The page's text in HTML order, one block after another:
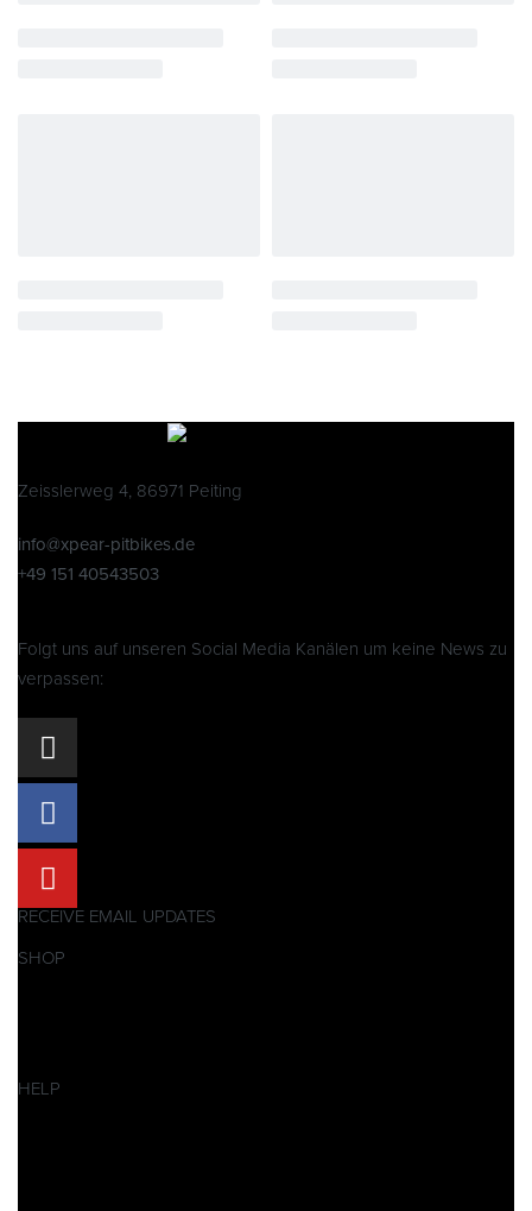
Zeisslerweg 4, 86971 Peiting
info@xpear-pitbikes.de
+49 151 40543503
Folgt uns auf unseren Social Media Kanälen um keine News zu
verpassen:
RECEIVE EMAIL UPDATES
SHOP
HELP